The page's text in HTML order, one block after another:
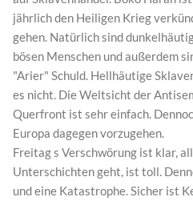
jährlich den Heiligen Krieg
gehen. Natürlich sind
bösen Menschen und außerdem
"Arier" Schuld. Hellhäutige
es nicht. Die Weltsicht der
Querfront ist sehr einfach.
Europa dagegen vorzugehen.
Freitag s Verschwörung ist klar,
Unterschichten geht, ist toll.
und eine Katastrophe. Sicher ist